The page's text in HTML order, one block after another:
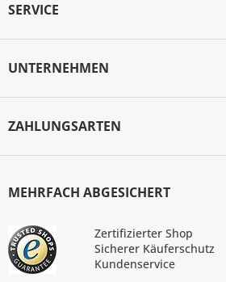
SERVICE
UNTERNEHMEN
ZAHLUNGSARTEN
MEHRFACH ABGESICHERT
Zertifizierter Shop
Sicherer Käuferschutz
Kundenservice